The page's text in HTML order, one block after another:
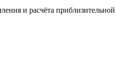
и расчёта